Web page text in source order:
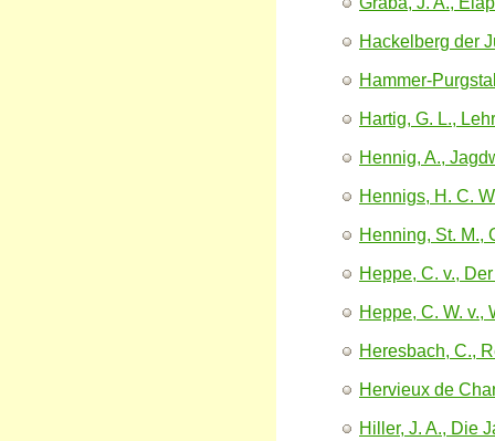
Hackelberg der
Hammer-
Hartig, G. L.,
Hennig, A.,
Hennigs, H. C.
Henning, St. M.,
Heppe, C. v.,
Heppe, C. W. v.,
Heresbach, C.,
Hervieux de
Hiller, J. A., Die